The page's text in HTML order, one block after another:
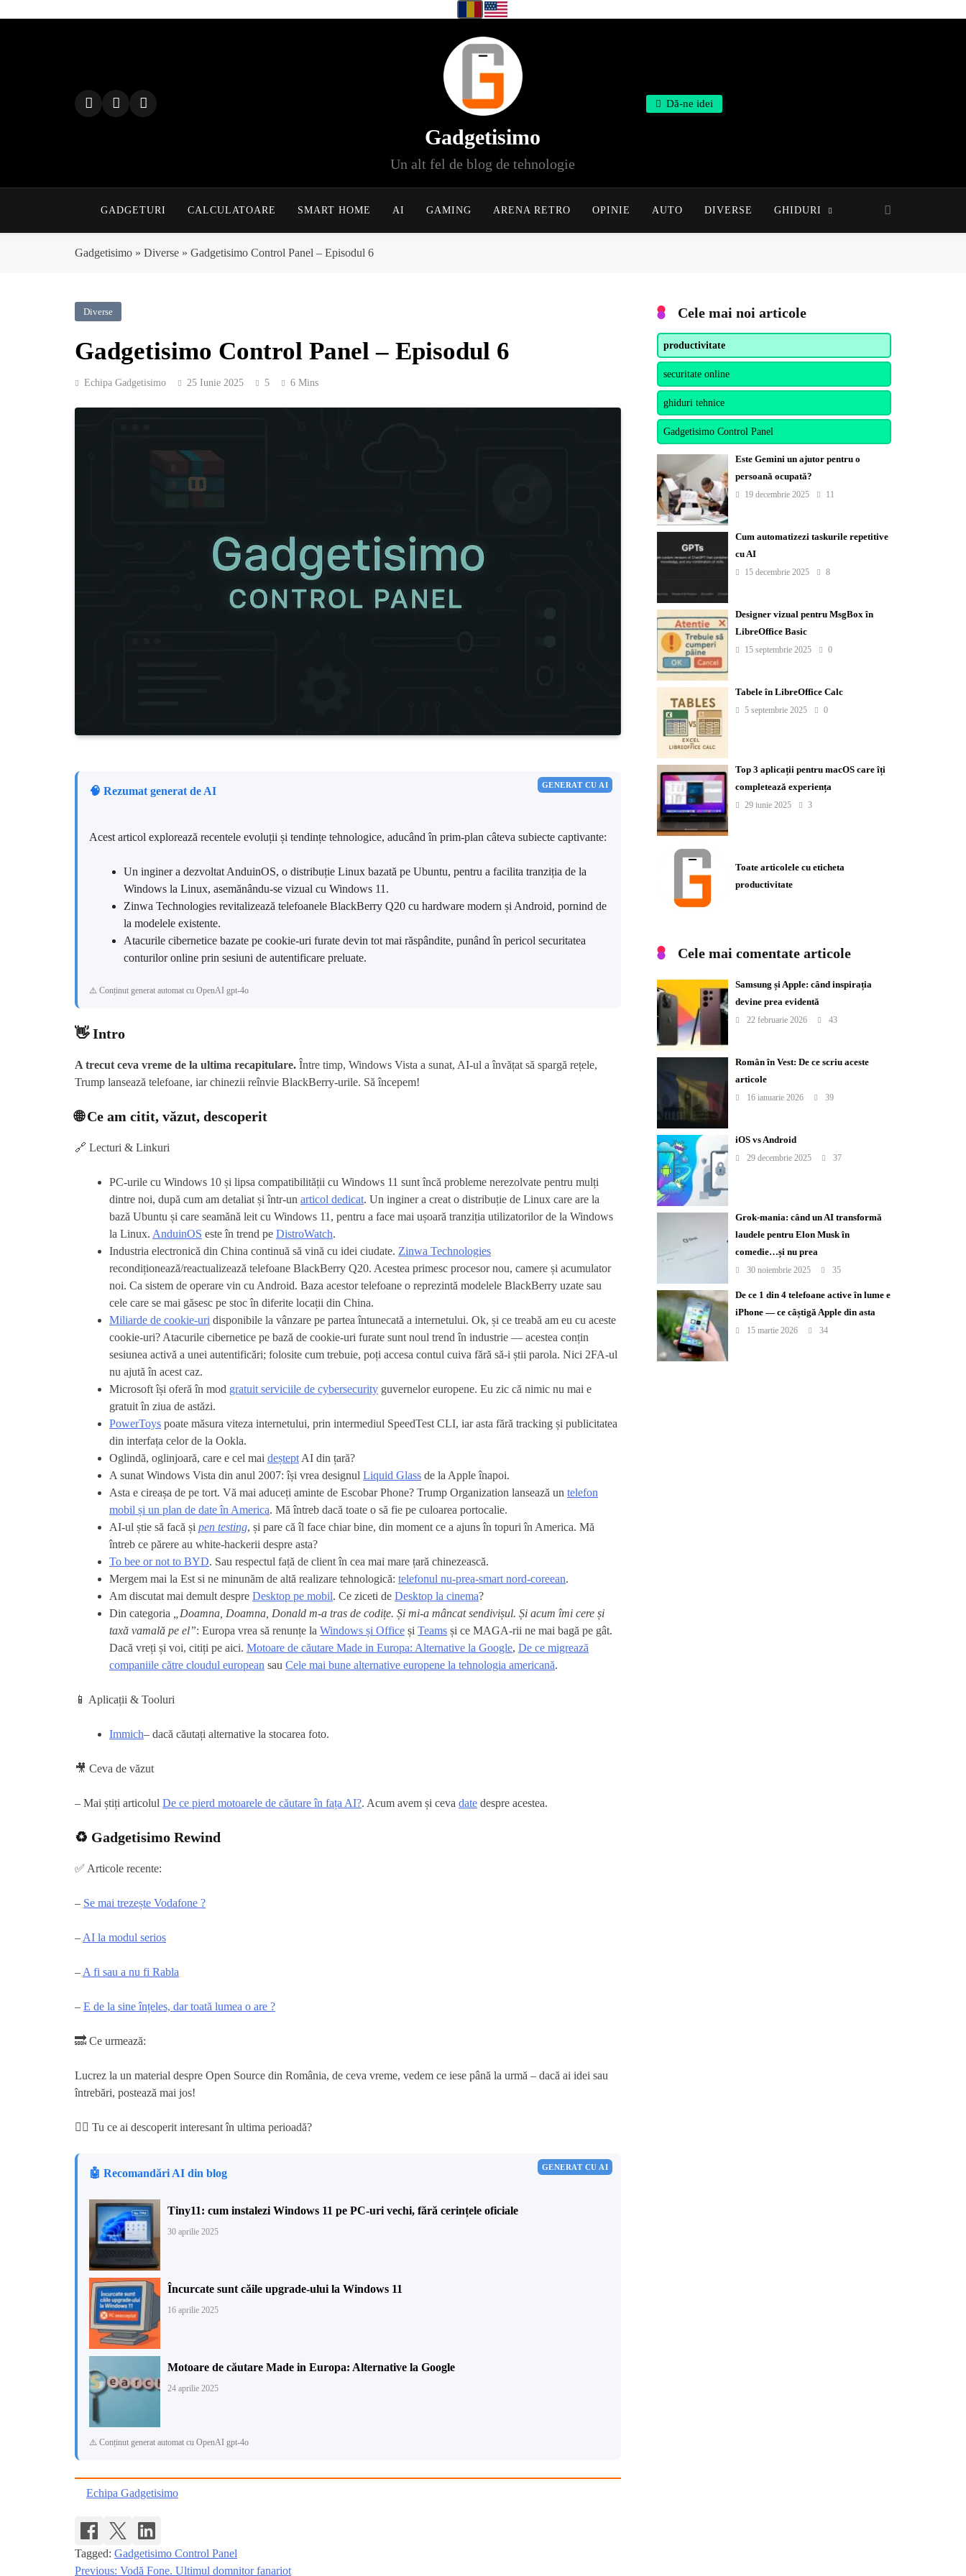
Gadgetisimo
Un alt fel de blog de tehnologie
Dă-ne idei
GADGETURI CALCULATOARE SMART HOME AI GAMING ARENA RETRO OPINIE AUTO DIVERSE GHIDURI
Gadgetisimo » Diverse » Gadgetisimo Control Panel – Episodul 6
Diverse
Gadgetisimo Control Panel – Episodul 6
Echipa Gadgetisimo 25 Iunie 2025 5 6 Mins
GENERAT CU AI
🧠 Rezumat generat de AI
Acest articol explorează recentele evoluții și tendințe tehnologice, aducând în prim-plan câteva subiecte captivante:
Un inginer a dezvoltat AnduinOS, o distribuție Linux bazată pe Ubuntu, pentru a facilita tranziția de la
Windows la Linux, asemănându-se vizual cu Windows 11.
Zinwa Technologies revitalizează telefoanele BlackBerry Q20 cu hardware modern și Android, pornind de
la modelele existente.
Atacurile cibernetice bazate pe cookie-uri furate devin tot mai răspândite, punând în pericol securitatea
conturilor online prin sesiuni de autentificare preluate.
⚠️ Conținut generat automat cu OpenAI gpt-4o
👋 Intro
A trecut ceva vreme de la ultima recapitulare. Între timp, Windows Vista a sunat, AI-ul a învățat să spargă rețele,
Trump lansează telefoane, iar chinezii reînvie BlackBerry-urile. Să începem!
🌐 Ce am citit, văzut, descoperit
🔗 Lecturi & Linkuri
PC-urile cu Windows 10 și lipsa compatibilității cu Windows 11 sunt încă probleme nerezolvate pentru mulți
dintre noi, după cum am detaliat și într-un articol dedicat. Un inginer a creat o distribuție de Linux care are la
bază Ubuntu și care seamănă leit cu Windows 11, pentru a face mai ușoară tranziția utilizatorilor de la Windows
la Linux. AnduinOS este în trend pe DistroWatch.
Industria electronică din China continuă să vină cu idei ciudate. Zinwa Technologies
recondiționează/reactualizează telefoane BlackBerry Q20. Acestea primesc procesor nou, camere și acumulator
noi. Ca sistem de operare vin cu Android. Baza acestor telefoane o reprezintă modelele BlackBerry uzate sau
cele care se mai găsesc pe stoc în diferite locații din China.
Miliarde de cookie-uri disponibile la vânzare pe partea întunecată a internetului. Ok, și ce treabă am eu cu aceste
cookie-uri? Atacurile cibernetice pe bază de cookie-uri furate sunt noul trend în industrie — acestea conțin
sesiunea activă a unei autentificări; folosite cum trebuie, poți accesa contul cuiva fără să-i știi parola. Nici 2FA-ul
nu ajută în acest caz.
Microsoft își oferă în mod gratuit serviciile de cybersecurity guvernelor europene. Eu zic că nimic nu mai e
gratuit în ziua de astăzi.
PowerToys poate măsura viteza internetului, prin intermediul SpeedTest CLI, iar asta fără tracking și publicitatea
din interfața celor de la Ookla.
Oglindă, oglinjoară, care e cel mai deșteptAI din țară?
A sunat Windows Vista din anul 2007: își vrea designul Liquid Glass de la Apple înapoi.
Asta e cireașa de pe tort. Vă mai aduceți aminte de Escobar Phone? Trump Organization lansează un telefon
mobil și un plan de date în America. Mă întreb dacă toate o să fie pe culoarea portocalie.
AI-ul știe să facă și pen testing, și pare că îl face chiar bine, din moment ce a ajuns în topuri în America. Mă
întreb ce părere au white-hackerii despre asta?
To bee or not to BYD. Sau respectul față de client în cea mai mare țară chinezească.
Mergem mai la Est si ne minunăm de altă realizare tehnologică: telefonul nu-prea-smart nord-coreean.
Am discutat mai demult despre Desktop pe mobil. Ce ziceti de Desktop la cinema?
Din categoria „Doamna, Doamna, Donald m-a tras de codițe. Și mi-a mâncat sendivișul. Și acum îmi cere și
taxă vamală pe el”: Europa vrea să renunțe la Windows și Office și Teams și ce MAGA-rii ne mai bagă pe gât.
Dacă vreți și voi, citiți pe aici. Motoare de căutare Made in Europa: Alternative la Google, De ce migrează
companiile către cloudul european sau Cele mai bune alternative europene la tehnologia americană.
📱 Aplicații & Tooluri
Immich– dacă căutați alternative la stocarea foto.
🎥 Ceva de văzut
– Mai știți articolul De ce pierd motoarele de căutare în fața AI?. Acum avem și ceva date despre acestea.
♻️ Gadgetisimo Rewind
✅ Articole recente:
– Se mai trezește Vodafone ?
–AI la modul serios
–A fi sau a nu fi Rabla
– E de la sine înțeles, dar toată lumea o are ?
🔜 Ce urmează:
Lucrez la un material despre Open Source din România, de ceva vreme, vedem ce iese până la urmă – dacă ai idei sau
întrebări, postează mai jos!
🙋‍♂️ Tu ce ai descoperit interesant în ultima perioadă?
GENERAT CU AI
🤖 Recomandări AI din blog
Tiny11: cum instalezi Windows 11 pe PC-uri vechi, fără cerințele oficiale
30 aprilie 2025
Încurcate sunt căile upgrade-ului la Windows 11
16 aprilie 2025
Motoare de căutare Made in Europa: Alternative la Google
24 aprilie 2025
⚠️ Conținut generat automat cu OpenAI gpt-4o
Echipa Gadgetisimo
Tagged: Gadgetisimo Control Panel
Previous: Vodă Fone. Ultimul domnitor fanariot
Cele mai noi articole
productivitate
securitate online
ghiduri tehnice
Gadgetisimo Control Panel
Este Gemini un ajutor pentru o
persoană ocupată?
19 decembrie 2025 11
Cum automatizezi taskurile repetitive
cu AI
15 decembrie 2025 8
Designer vizual pentru MsgBox în
LibreOffice Basic
15 septembrie 2025 0
Tabele în LibreOffice Calc
5 septembrie 2025 0
Top 3 aplicații pentru macOS care îți
completează experiența
29 iunie 2025 3
Toate articolele cu eticheta
productivitate
Cele mai comentate articole
Samsung și Apple: când inspirația
devine prea evidentă
22 februarie 2026 43
Român în Vest: De ce scriu aceste
articole
16 ianuarie 2026 39
iOS vs Android
29 decembrie 2025 37
Grok-mania: când un AI transformă
laudele pentru Elon Musk în
comedie…și nu prea
30 noiembrie 2025 35
De ce 1 din 4 telefoane active în lume e
iPhone — ce câștigă Apple din asta
15 martie 2026 34